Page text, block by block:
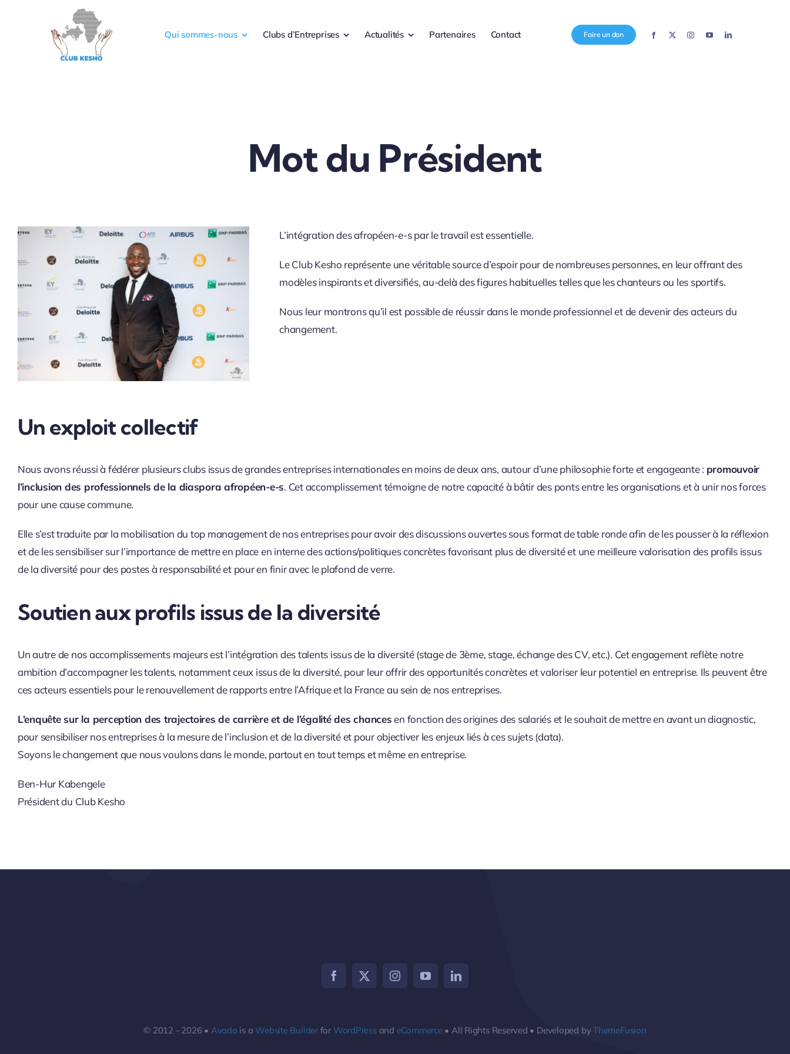
Qui sommes-nous Clubs d’Entreprises Actualités Partenaires Contact Faire un don
Mot du Président
L’intégration des afropéen-e-s par le travail est essentielle.
Le Club Kesho représente une véritable source d’espoir pour de nombreuses personnes, en leur offrant des
modèles inspirants et diversifiés, au-delà des figures habituelles telles que les chanteurs ou les sportifs.
Nous leur montrons qu’il est possible de réussir dans le monde professionnel et de devenir des acteurs du
changement.
Un exploit collectif
Nous avons réussi à fédérer plusieurs clubs issus de grandes entreprises internationales en moins de deux ans, autour d’une philosophie forte et engageante : promouvoir
l’inclusion des professionnels de la diaspora afropéen-e-s. Cet accomplissement témoigne de notre capacité à bâtir des ponts entre les organisations et à unir nos forces
pour une cause commune.
Elle s’est traduite par la mobilisation du top management de nos entreprises pour avoir des discussions ouvertes sous format de table ronde afin de les pousser à la réflexion
et de les sensibiliser sur l’importance de mettre en place en interne des actions/politiques concrètes favorisant plus de diversité et une meilleure valorisation des profils issus
de la diversité pour des postes à responsabilité et pour en finir avec le plafond de verre.
Soutien aux profils issus de la diversité
Un autre de nos accomplissements majeurs est l’intégration des talents issus de la diversité (stage de 3ème, stage, échange des CV, etc.). Cet engagement reflète notre
ambition d’accompagner les talents, notamment ceux issus de la diversité, pour leur offrir des opportunités concrètes et valoriser leur potentiel en entreprise. Ils peuvent être
ces acteurs essentiels pour le renouvellement de rapports entre l’Afrique et la France au sein de nos entreprises.
L’enquête sur la perception des trajectoires de carrière et de l’égalité des chancesen fonction des origines des salariés et le souhait de mettre en avant un diagnostic,
pour sensibiliser nos entreprises à la mesure de l’inclusion et de la diversité et pour objectiver les enjeux liés à ces sujets (data).
Soyons le changement que nous voulons dans le monde, partout en tout temps et même en entreprise.
Ben-Hur Kabengele
Président du Club Kesho
© 2012 - 2026 • Avada is a Website Builderfor WordPressand eCommerce• All Rights Reserved • Developed byThemeFusion